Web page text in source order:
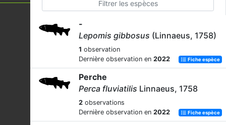
-
Lepomis gibbosus (Linnaeus, 1758)
1 observation
Dernière observation en 2022 Fiche espèce
Perche
Perca fluviatilis Linnaeus, 1758
2 observations
Dernière observation en 2022 Fiche espèce